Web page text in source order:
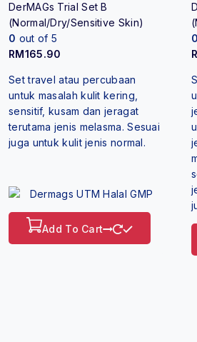
DerMAGs Trial Set B
(Normal/Dry/Sensitive Skin)
0 out of 5
RM165.90
Set travel atau percubaan
untuk masalah kulit kering,
sensitif, kusam dan jeragat
terutama jenis melasma. Sesuai
juga untuk kulit jenis normal.
Add To Cart
0